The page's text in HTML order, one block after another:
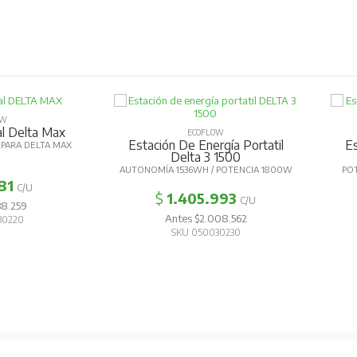
Delta Max
DELTA MAX
C/U
ECOFLOW
Estación De Energía Portatil
Delta 3 1500
AUTONOMÍA 1536WH / POTENCIA 1800W
$ 1.405.993 C/U
Antes $2.008.562
SKU 050030230